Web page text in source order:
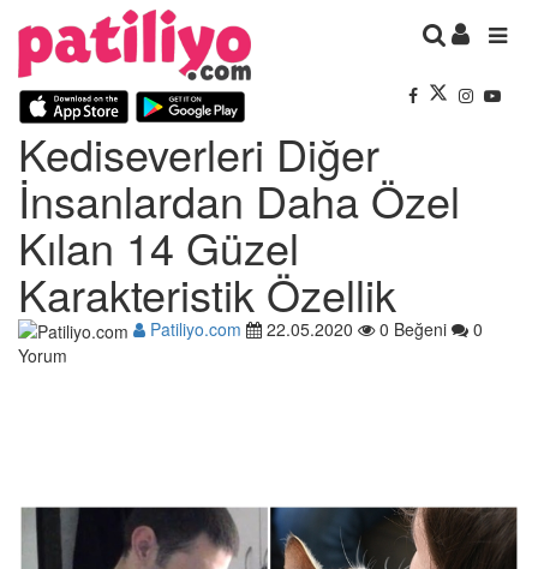
Kediseverleri Diğer
İnsanlardan Daha Özel
Kılan 14 Güzel
Karakteristik Özellik
Patiliyo.com 22.05.2020 0 Beğeni
0
Yorum